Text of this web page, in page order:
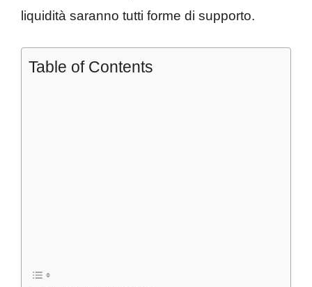
liquidità saranno tutti forme di supporto.
Table of Contents